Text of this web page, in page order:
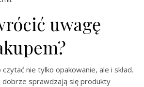
uwagę
nie tylko opakowanie, ale i skład.
dobrze sprawdzają się produkty